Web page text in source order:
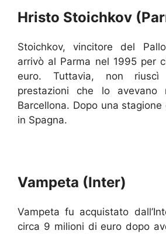
Hristo Stoichkov
Stoichkov, vincitore del
arrivò al Parma nel 1995 per
euro. Tuttavia, non
prestazioni che lo avevano
Barcellona. Dopo una
in Spagna.
Vampeta (Inter)
Vampeta fu acquistato
circa 9 milioni di euro dopo